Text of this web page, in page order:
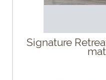
Signature